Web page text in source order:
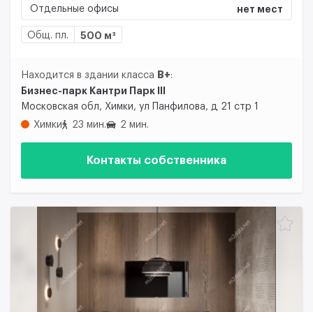
Отдельные офисы
нет мест
Общ. пл. 500 м²
Находится в здании класса B+:
Бизнес-парк Кантри Парк III
Московская обл, Химки, ул Панфилова, д 21 стр 1
Химки
23 мин. 2 мин.
Контакты собственника